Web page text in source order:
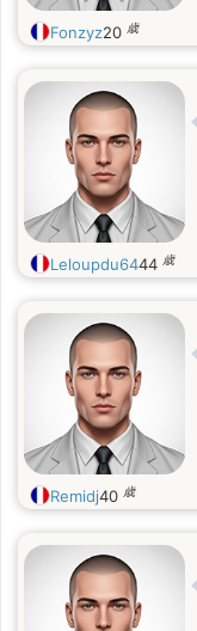
Fonzyz20 歳
Leloupdu6444 歳
Remidj40 歳